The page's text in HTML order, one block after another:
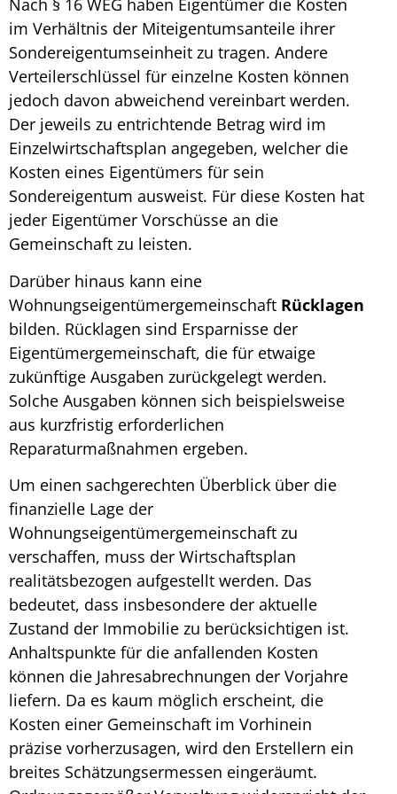
Nach § 16 WEG haben Eigentümer die Kosten
im Verhältnis der Miteigentumsanteile ihrer
Sondereigentumseinheit zu tragen. Andere
Verteilerschlüssel für einzelne Kosten können
jedoch davon abweichend vereinbart werden.
Der jeweils zu entrichtende Betrag wird im
Einzelwirtschaftsplan angegeben, welcher die
Kosten eines Eigentümers für sein
Sondereigentum ausweist. Für diese Kosten hat
jeder Eigentümer Vorschüsse an die
Gemeinschaft zu leisten.
Darüber hinaus kann eine
Wohnungseigentümergemeinschaft Rücklagen
bilden. Rücklagen sind Ersparnisse der
Eigentümergemeinschaft, die für etwaige
zukünftige Ausgaben zurückgelegt werden.
Solche Ausgaben können sich beispielsweise
aus kurzfristig erforderlichen
Reparaturmaßnahmen ergeben.
Um einen sachgerechten Überblick über die
finanzielle Lage der
Wohnungseigentümergemeinschaft zu
verschaffen, muss der Wirtschaftsplan
realitätsbezogen aufgestellt werden. Das
bedeutet, dass insbesondere der aktuelle
Zustand der Immobilie zu berücksichtigen ist.
Anhaltspunkte für die anfallenden Kosten
können die Jahresabrechnungen der Vorjahre
liefern. Da es kaum möglich erscheint, die
Kosten einer Gemeinschaft im Vorhinein
präzise vorherzusagen, wird den Erstellern ein
breites Schätzungsermessen eingeräumt.